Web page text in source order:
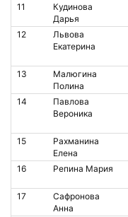
11
Кудинова
Дарья
12
Львова
Екатерина
13
Малюгина
Полина
14
Павлова
Вероника
15
Рахманина
Елена
16 Репина Мария
17
Сафронова
Анна